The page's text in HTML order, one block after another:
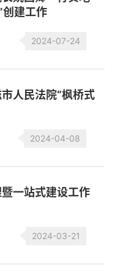
创建工作
2024-07-24
人民法院“枫桥式
2024-04-08
一站式建设工作
2024-03-21